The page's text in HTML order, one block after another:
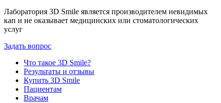
Лаборатория 3D Smile является производителем невидимых
кап и не оказывает медицинских или стоматологических
услуг
Задать вопрос
Что такое 3D Smile?
Результаты и отзывы
Купить 3D Smile
Пациентам
Врачам